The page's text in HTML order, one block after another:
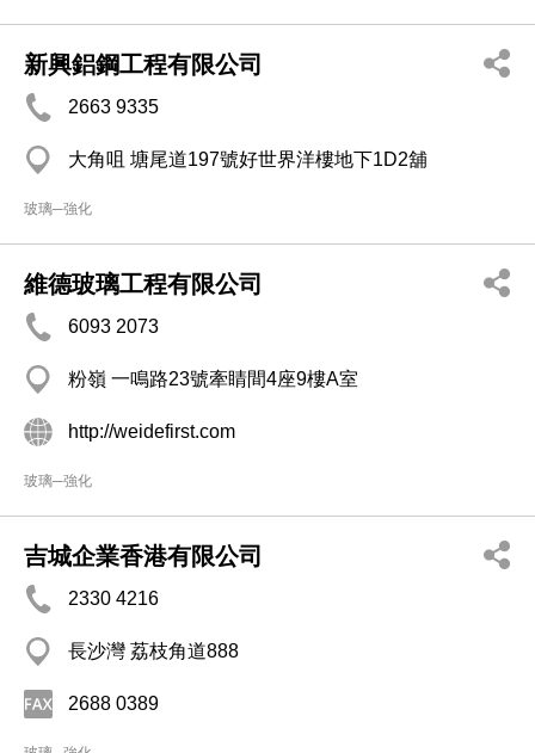
新興鋁鋼工程有限公司
2663 9335
大角咀 塘尾道197號好世界洋樓地下1D2舖
玻璃─強化
維德玻璃工程有限公司
6093 2073
粉嶺 一鳴路23號牽睛間4座9樓A室
http://weidefirst.com
玻璃─強化
吉城企業香港有限公司
2330 4216
長沙灣 荔枝角道888
2688 0389